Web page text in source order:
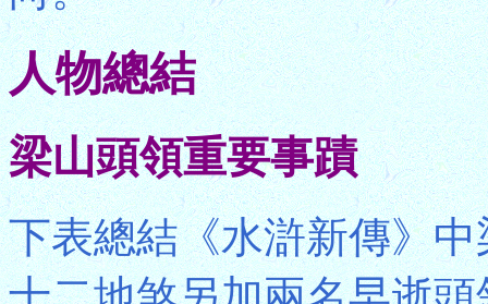
人物總結
梁山頭領重要事蹟
下表總結《水滸新傳》